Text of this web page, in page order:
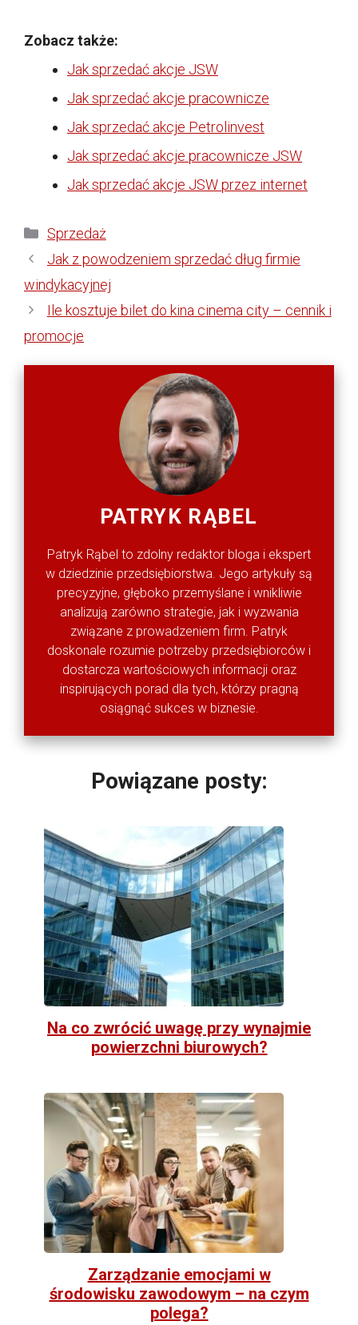
Zobacz także:
Jak sprzedać akcje JSW
Jak sprzedać akcje pracownicze
Jak sprzedać akcje Petrolinvest
Jak sprzedać akcje pracownicze JSW
Jak sprzedać akcje JSW przez internet
Kategorie
Sprzedaż
Jak z powodzeniem sprzedać dług firmie
windykacyjnej
Ile kosztuje bilet do kina cinema city – cennik i
promocje
PATRYK RĄBEL
Patryk Rąbel to zdolny redaktor bloga i ekspert
w dziedzinie przedsiębiorstwa. Jego artykuły są
precyzyjne, głęboko przemyślane i wnikliwie
analizują zarówno strategie, jak i wyzwania
związane z prowadzeniem firm. Patryk
doskonale rozumie potrzeby przedsiębiorców i
dostarcza wartościowych informacji oraz
inspirujących porad dla tych, którzy pragną
osiągnąć sukces w biznesie.
Powiązane posty:
Na co zwrócić uwagę przy wynajmie
powierzchni biurowych?
Zarządzanie emocjami w
środowisku zawodowym – na czym
polega?